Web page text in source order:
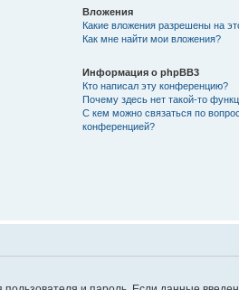
Вложения
Какие вложения разрешены на
Как мне найти мои вложения?
Информация о phpBB3
Кто написал эту конференцию?
Почему здесь нет такой-то
С кем можно связаться по
конференцией?